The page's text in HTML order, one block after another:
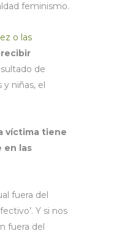
feminismo.
o las
de
niñas, el
víctima tiene
en las
fuera del
Y si nos
fuera del